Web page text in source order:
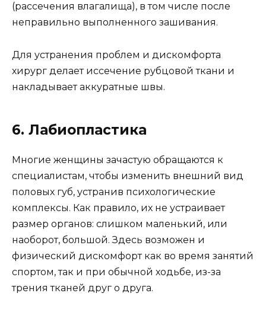
(рассечения влагалища), в том числе после
неправильно выполненного зашивания.
Для устранения проблем и дискомфорта
хирург делает иссечение рубцовой ткани и
накладывает аккуратные швы.
6. Лабиопластика
Многие женщины зачастую обращаются к
специалистам, чтобы изменить внешний вид
половых губ, устранив психологические
комплексы. Как правило, их не устраивает
размер органов: слишком маленький, или
наоборот, большой. Здесь возможен и
физический дискомфорт как во время занятий
спортом, так и при обычной ходьбе, из-за
трения тканей друг о друга.